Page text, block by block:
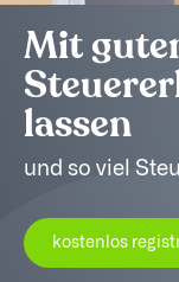
Mit
lassen
und so viel
kostenlos